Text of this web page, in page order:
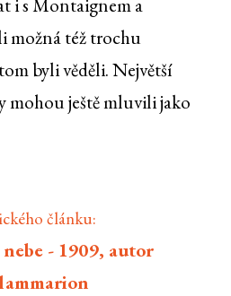
i s Montaignem a
možná též trochu
byli věděli. Největší
mohou ještě mluvili jako
článku:
- 1909, autor